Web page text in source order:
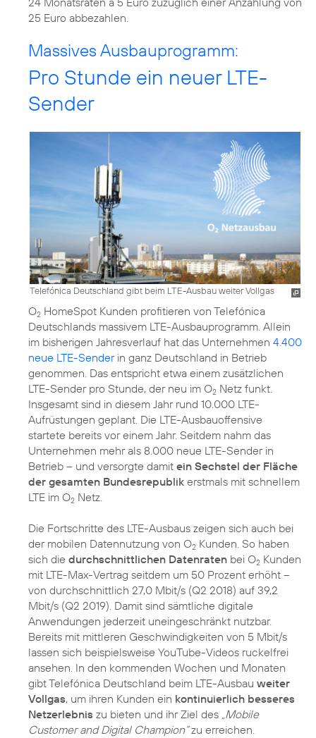
25 Euro abbezahlen.
Massives Ausbauprogramm:
Pro Stunde ein neuer LTE-
Sender
Telefónica Deutschland gibt beim LTE-Ausbau weiter Vollgas
O2 HomeSpot Kunden profitieren von Telefónica
Deutschlands massivem LTE-Ausbauprogramm. Allein
im bisherigen Jahresverlauf hat das Unternehmen 4.400
neue LTE-Senderin ganz Deutschland in Betrieb
genommen. Das entspricht etwa einem zusätzlichen
LTE-Sender pro Stunde, der neu im O2 Netz funkt.
Insgesamt sind in diesem Jahr rund 10.000 LTE-
Aufrüstungen geplant. Die LTE-Ausbauoffensive
startete bereits vor einem Jahr. Seitdem nahm das
Unternehmen mehr als 8.000 neue LTE-Sender in
Betrieb – und versorgte damit ein Sechstel der Fläche
der gesamten Bundesrepublik erstmals mit schnellem
LTE im O2 Netz.
Die Fortschritte des LTE-Ausbaus zeigen sich auch bei
der mobilen Datennutzung von O2 Kunden. So haben
sich die durchschnittlichen Datenraten bei O2 Kunden
mit LTE-Max-Vertrag seitdem um 50 Prozent erhöht –
von durchschnittlich 27,0 Mbit/s (Q2 2018) auf 39,2
Mbit/s (Q2 2019). Damit sind sämtliche digitale
Anwendungen jederzeit uneingeschränkt nutzbar.
Bereits mit mittleren Geschwindigkeiten von 5 Mbit/s
lassen sich beispielsweise YouTube-Videos ruckelfrei
ansehen. In den kommenden Wochen und Monaten
gibt Telefónica Deutschland beim LTE-Ausbau weiter
Vollgas, um ihren Kunden ein kontinuierlich besseres
Netzerlebnis zu bieten und ihr Ziel des „Mobile
Customer and Digital Champion“